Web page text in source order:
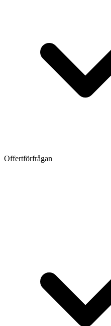
Offertförfrågan